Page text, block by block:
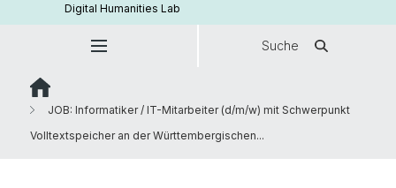
Digital Humanities Lab
Suche
JOB: Informatiker / IT-Mitarbeiter (d/m/w) mit Schwerpunkt
Volltextspeicher an der Württembergischen...